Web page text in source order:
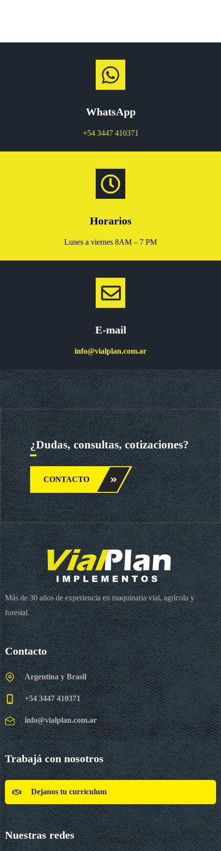
WhatsApp
+54 3447 410371
Horarios
Lunes a viernes 8AM – 7 PM
E-mail
info@vialplan.com.ar
¿Dudas, consultas, cotizaciones?
CONTACTO
Más de 30 años de experiencia en maquinaria vial, agrícola y
forestal.
Contacto
Argentina y Brasil
+54 3447 410371
info@vialplan.com.ar
Trabajá con nosotros
Dejanos tu currículum
Nuestras redes